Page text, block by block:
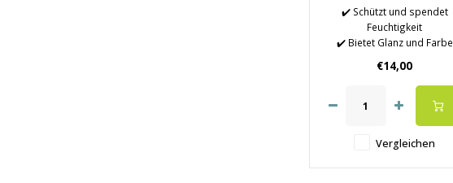
✔️ Schützt und spendet
Feuchtigkeit
✔️ Bietet Glanz und Farbe
Gefühl
✔️ Parabenfrei
✔️ Natürliches Produkt
€14,00
Vergleichen